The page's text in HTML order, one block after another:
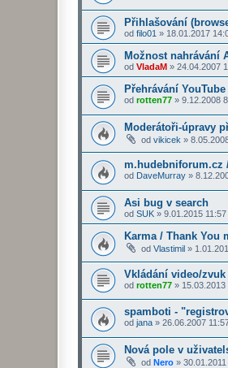
Přihlašování
od filo01 » 18.01.2017
Možnost nahrávání
od VladaM » 24.04.2007
Přehrávání
od rotten77 » 9.12.2008
Moderátoři-úpravy
od vikicek »
m.hudebniforum.cz
od DaveMurray »
Asi bug v search
od SUK » 9.01.2015 11:57
Karma / Thank You
od Vlastimil »
Vkládání video/
od rotten77 » 15.03.2013
spamboti -
od jana » 26.06.2007
Nová pole v
od Nero »